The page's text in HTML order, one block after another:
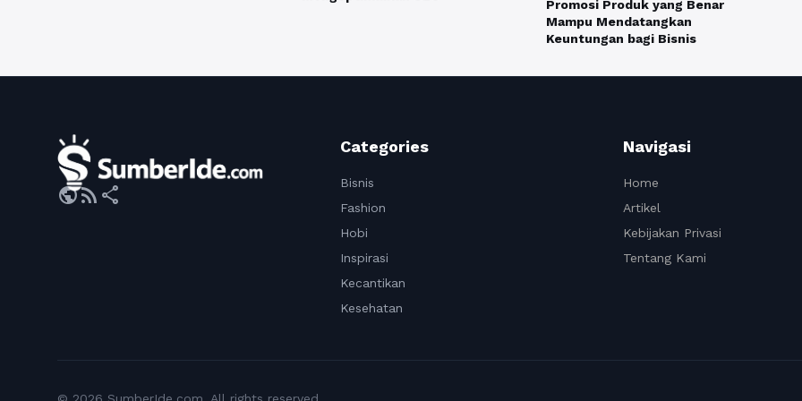
Promosi Produk yang Benar
Mampu Mendatangkan
Keuntungan bagi Bisnis
publicrss_feed share
Categories
Bisnis
Fashion
Hobi
Inspirasi
Kecantikan
Kesehatan
Navigasi
Home
Artikel
Kebijakan Privasi
Tentang Kami